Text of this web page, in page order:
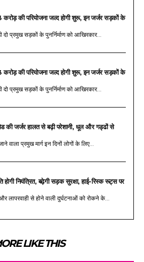
की परियोजना जल्द होगी शुरू, इन जर्जर सड़कों के
प्रमुख सड़कों के पुनर्निर्माण को आखिरकार...
की परियोजना जल्द होगी शुरू, इन जर्जर सड़कों के
प्रमुख सड़कों के पुनर्निर्माण को आखिरकार...
की जर्जर हालत से बढ़ी परेशानी, धूल और गड्ढों से
वाला प्रमुख मार्ग इन दिनों लोगों के लिए...
होगी नियंत्रित, बढ़ेगी सड़क सुरक्षा, हाई-रिस्क रूट्स पर
लापरवाही से होने वाली दुर्घटनाओं को रोकने के...
LIKE THIS